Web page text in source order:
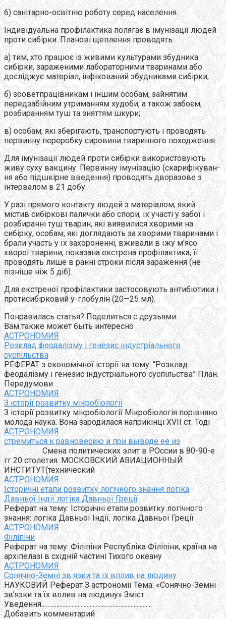
6) санітарно-освітню роботу серед населення.
Індивідуальна профілактика полягає в імунізації людей
проти сибірки. Планові щеплення проводять:
а) тим, хто працює із живими культурами збудника
сибірки, зараженими лабораторними тваринами або
досліджує матеріал, інфікований збудниками сибірки;
б) зооветпрацівникам і іншим особам, зайнятим
передзабійним утриманням худоби, а також забоєм,
розбиранням туш та зняттям шкури;
в) особам, які зберігають, транспортують і проводять
первинну переробку сировини тваринного походження.
Для імунізації людей проти сибірки використовують
живу суху вакцину. Первинну імунізацію (скарифікуван-
ня або підшкірне введення) проводять дворазове з
інтервалом в 21 добу.
У разі прямого контакту людей з матеріалом, який
містив сибіркові палички або спори, їх участі у забої і
розбиранні туш тварин, які виявилися хворими на
сибірку, особам, які доглядають за хворими тваринами і
брали участь у їх захороненні, вживали в їжу м'ясо
хворої тварини, показана екстрена профілактика, її
проводять лише в ранні строки після зараження (не
пізніше ніж 5 діб).
Для екстреної профілактики застосовують антибіотики і
протисибірковий у-глобулін (20—25 мл).
Понравилась статья? Поделиться с друзьями:
Вам также может быть интересно
АСТРОНОМИЯ
Розклад феодалізму і генезис індустріального
суспільства
РЕФЕРАТ з економічної історії на тему: “Розклад
феодалізму і генезис індустріального суспільства” План.
Передумови
АСТРОНОМИЯ
З історії розвитку мікробіології
З історії розвитку мікробіології Мікробіологія порівняно
молода наука. Вона зародилася наприкінці XVII ст. Тоді
АСТРОНОМИЯ
стремиться к равновесию и при выводе ее из
Смена политических элит в РОссии в 80-90-е
гг 20 столетия. МОСКОВСКИЙ АВИАЦИОННЫЙ
ИНСТИТУТ(технический
АСТРОНОМИЯ
Історичні етапи розвитку логічного знання логіка
Давньої Індії логіка Давньої Греції
Реферат на тему: Історичні етапи розвитку логічного
знання: логіка Давньої Індії, логіка Давньої Греції
АСТРОНОМИЯ
Філіпіни
Реферат на тему: Філіпіни Республіка Філіпіни, країна на
архіпелазі в східній частині Тихого океану
АСТРОНОМИЯ
Сонячно-Земні зв язки та їх вплив на людину
НАУКОВИЙ Реферат З астрономії Тема: «Сонячно-Земні
зв’язки та їх вплив на людину» Зміст
Уведення.........................................................................
Добавить комментарий